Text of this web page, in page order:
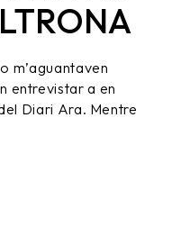
m’aguantaven
entrevistar a en
Diari Ara. Mentre